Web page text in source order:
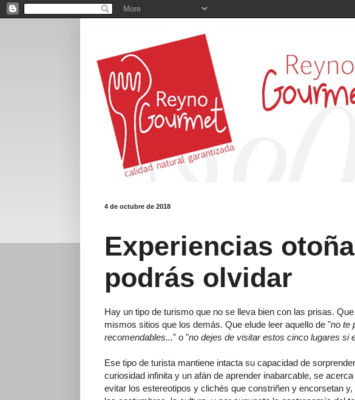
4 de octubre de 2018
Experiencias
podrás olvidar
Hay un tipo de turismo que no se lleva bien con las prisas.
mismos sitios que los demás. Que elude leer aquello de "no te
recomendables..." o "no dejes de visitar estos cinco lugares si
Ese tipo de turista mantiene intacta su capacidad de
curiosidad infinita y un afán de aprender inabarcable, se
evitar los estereotipos y clichés que constriñen y encorsetan